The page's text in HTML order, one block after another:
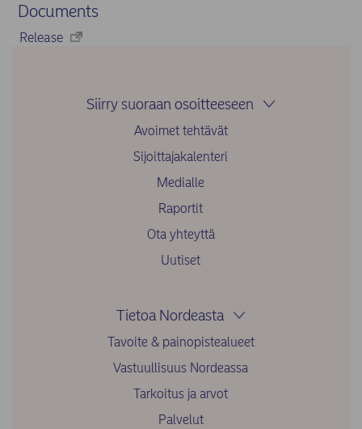
Documents
Release
Siirry suoraan osoitteeseen
Avoimet tehtävät
Sijoittajakalenteri
Medialle
Raportit
Ota yhteyttä
Uutiset
Tietoa Nordeasta
Tavoite & painopistealueet
Vastuullisuus Nordeassa
Tarkoitus ja arvot
Palvelut